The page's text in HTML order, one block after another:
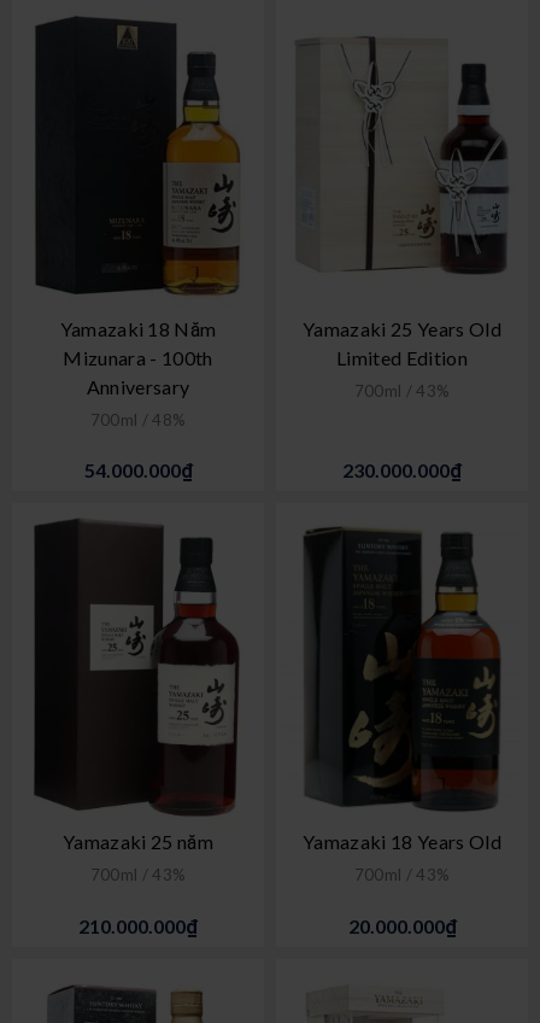
Yamazaki 18 Năm
Mizunara - 100th
Anniversary
700ml / 48%
54.000.000₫
Yamazaki 25 Years Old
Limited Edition
700ml / 43%
230.000.000₫
Yamazaki 25 năm
700ml / 43%
210.000.000₫
Yamazaki 18 Years Old
700ml / 43%
20.000.000₫